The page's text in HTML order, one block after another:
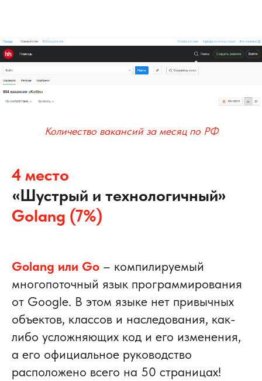
Количество вакансий за месяц по РФ
4 место
«Шустрый и технологичный»
Golang (7%)
Golang или Go – компилируемый
многопоточный язык программирования
от Google. В этом языке нет привычных
объектов, классов и наследования, как-
либо усложняющих код и его изменения,
а его официальное руководство
расположено всего на 50 страницах!